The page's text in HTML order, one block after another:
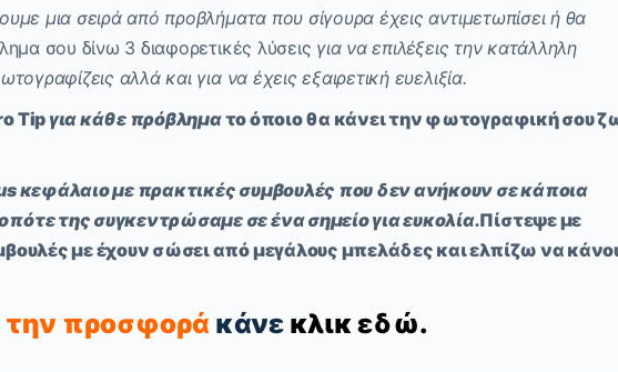
μια σειρά από προβλήματα που σίγουρα έχεις αντιμετωπίσει ή θα
σου δίνω 3 διαφορετικές λύσεις για να επιλέξεις την κατάλληλη
αλλά και για να έχεις εξαιρετική ευελιξία.
Tipγια κάθε πρόβληματο όποιο θα κάνει την φωτογραφική σου
κεφάλαιο με πρακτικές συμβουλές που δεν ανήκουν σε κάποια
της συγκεντρώσαμε σε ένα σημείο για ευκολία.Πίστεψε με
με έχουν σώσει από μεγάλους μπελάδες και ελπίζω να
την προσφορά κάνε κλικ εδώ.